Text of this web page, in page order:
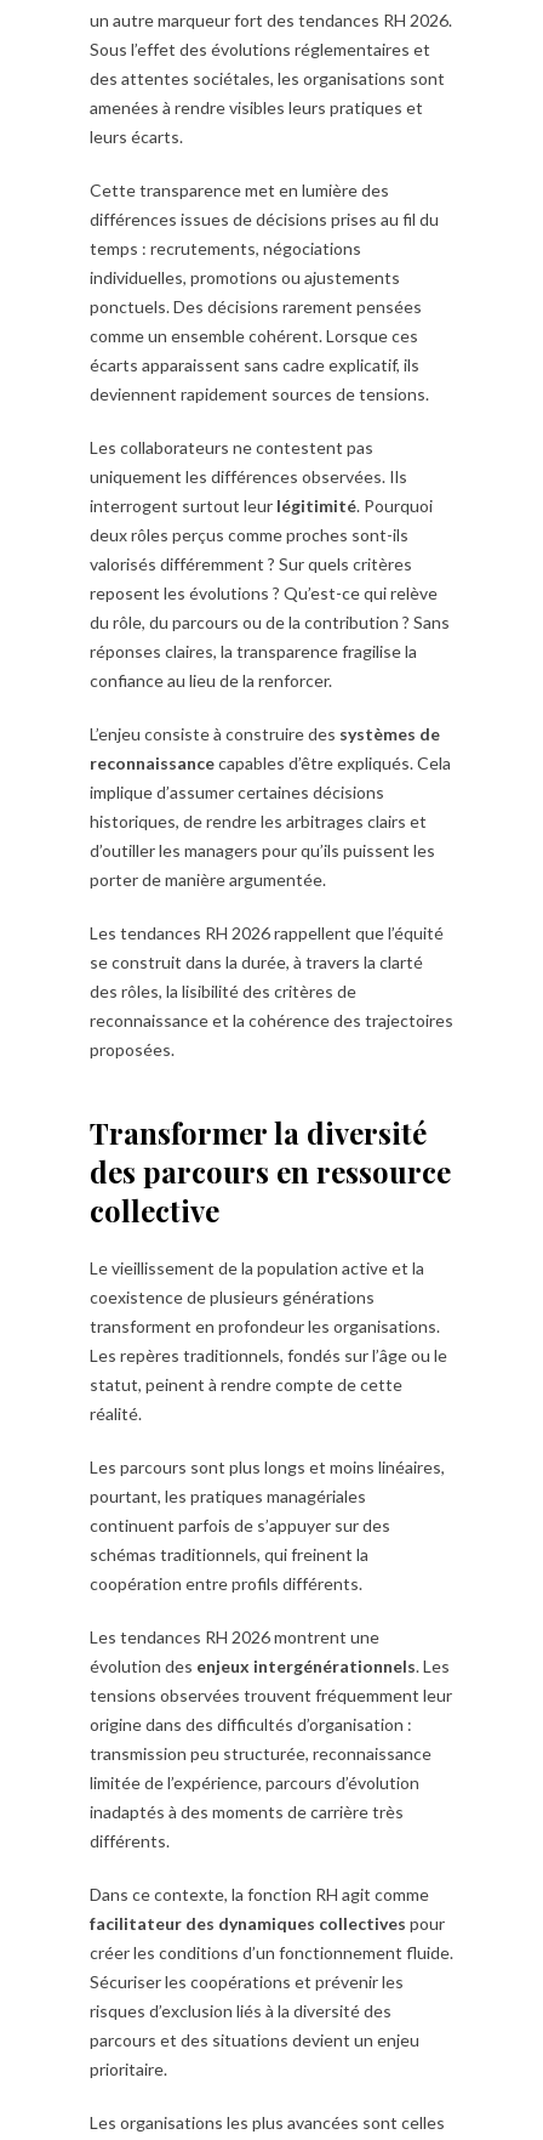
un autre marqueur fort des tendances RH 2026.
Sous l’effet des évolutions réglementaires et
des attentes sociétales, les organisations sont
amenées à rendre visibles leurs pratiques et
leurs écarts.
Cette transparence met en lumière des
différences issues de décisions prises au fil du
temps : recrutements, négociations
individuelles, promotions ou ajustements
ponctuels. Des décisions rarement pensées
comme un ensemble cohérent. Lorsque ces
écarts apparaissent sans cadre explicatif, ils
deviennent rapidement sources de tensions.
Les collaborateurs ne contestent pas
uniquement les différences observées. Ils
interrogent surtout leur légitimité. Pourquoi
deux rôles perçus comme proches sont-ils
valorisés différemment ? Sur quels critères
reposent les évolutions ? Qu’est-ce qui relève
du rôle, du parcours ou de la contribution ? Sans
réponses claires, la transparence fragilise la
confiance au lieu de la renforcer.
L’enjeu consiste à construire des systèmes de
reconnaissancecapables d’être expliqués. Cela
implique d’assumer certaines décisions
historiques, de rendre les arbitrages clairs et
d’outiller les managers pour qu’ils puissent les
porter de manière argumentée.
Les tendances RH 2026 rappellent que l’équité
se construit dans la durée, à travers la clarté
des rôles, la lisibilité des critères de
reconnaissance et la cohérence des trajectoires
proposées.
Transformer la diversité
des parcours en ressource
collective
Le vieillissement de la population active et la
coexistence de plusieurs générations
transforment en profondeur les organisations.
Les repères traditionnels, fondés sur l’âge ou le
statut, peinent à rendre compte de cette
réalité.
Les parcours sont plus longs et moins linéaires,
pourtant, les pratiques managériales
continuent parfois de s’appuyer sur des
schémas traditionnels, qui freinent la
coopération entre profils différents.
Les tendances RH 2026 montrent une
évolution des enjeux intergénérationnels. Les
tensions observées trouvent fréquemment leur
origine dans des difficultés d’organisation :
transmission peu structurée, reconnaissance
limitée de l’expérience, parcours d’évolution
inadaptés à des moments de carrière très
différents.
Dans ce contexte, la fonction RH agit comme
facilitateur des dynamiques collectives pour
créer les conditions d’un fonctionnement fluide.
Sécuriser les coopérations et prévenir les
risques d’exclusion liés à la diversité des
parcours et des situations devient un enjeu
prioritaire.
Les organisations les plus avancées sont celles